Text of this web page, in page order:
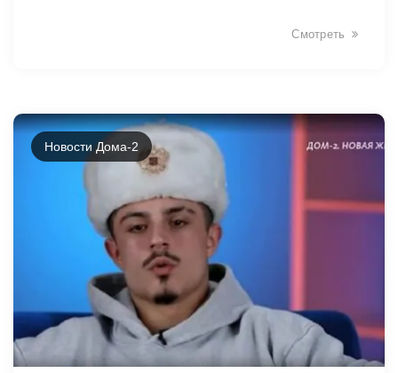
Смотреть
Новости Дома-2